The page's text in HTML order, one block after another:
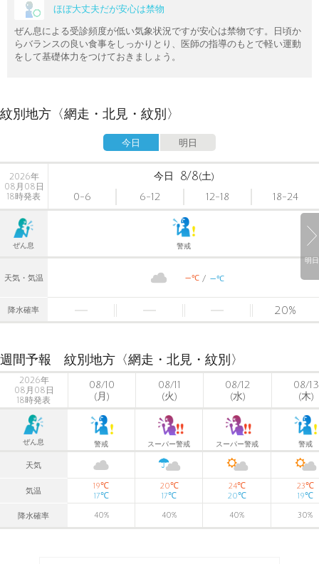
ほぼ大丈夫だが安心は禁物
ぜん息による受診頻度が低い気象状況ですが安心は禁物です。日頃か
らバランスの良い食事をしっかりとり、医師の指導のもとで軽い運動
をして基礎体力をつけておきましょう。
紋別地方〈網走・北見・紋別〉
今日 明日
明日
2026年
08月08日
18時発表
今日 8/8(土)
0-6
6-12 12-18 18-24
ぜん息 警戒
天気・気温 -℃ -℃
降水確率 20%
週間予報 紋別地方〈網走・北見・紋別〉
2026年
08月08日
18時発表
08/10
(月)
08/11
(火)
08/12
(水)
08/13
(木)
ぜん息 警戒 スーパー警戒 スーパー警戒 警戒
天気
気温
19℃
17℃
20℃
17℃
24℃
20℃
23℃
19℃
降水確率 40% 40% 40% 30%